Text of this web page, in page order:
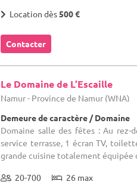
Location dès500 €
Contacter
Le Domaine de L’Escaille
Namur - Province de Namur (WNA)
Demeure de caractère / Domaine
Domaine salle des fêtes : Au
service terrasse, 1 écran TV,
grande cuisine totalement équipée
20-700 26 max